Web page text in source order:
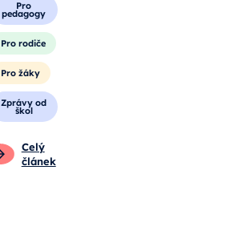
Pro
pedagogy
Pro rodiče
Pro žáky
Zprávy od
škol
Celý
článek